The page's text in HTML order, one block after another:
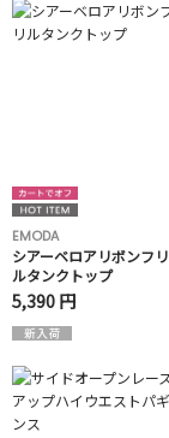
EMODA
シアーベロアリボンフリ
ルタンクトップ
5,390 円